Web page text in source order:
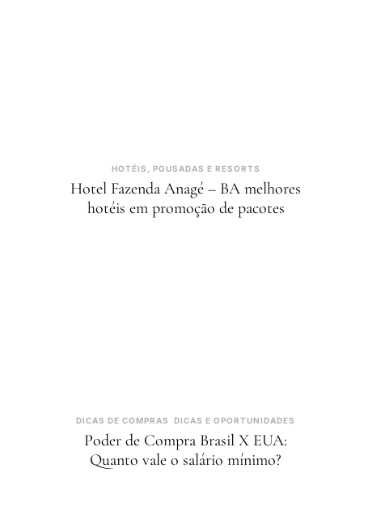
HOTÉIS, POUSADAS E RESORTS
Hotel Fazenda Anagé – BA melhores
hotéis em promoção de pacotes
DICAS DE COMPRAS DICAS E OPORTUNIDADES
Poder de Compra Brasil X EUA:
Quanto vale o salário mínimo?